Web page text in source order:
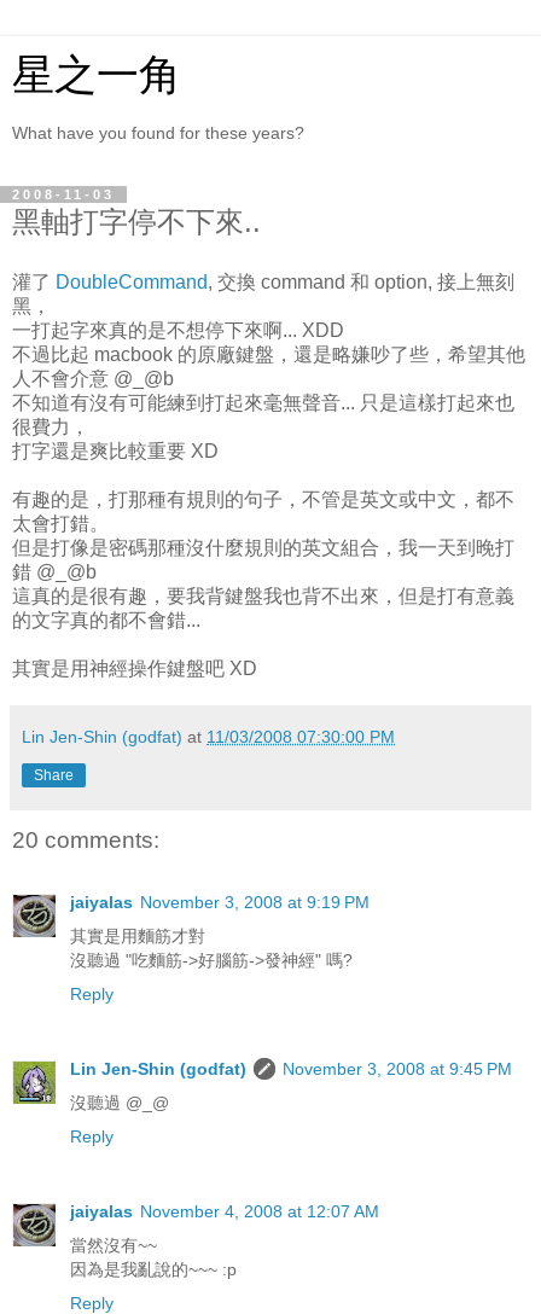
星之一角
What have you found for these years?
2008-11-03
黑軸打字停不下來..
灌了 DoubleCommand, 交換 command 和 option, 接上無刻
黑，
一打起字來真的是不想停下來啊... XDD
不過比起 macbook 的原廠鍵盤，還是略嫌吵了些，希望其他
人不會介意 @_@b
不知道有沒有可能練到打起來毫無聲音... 只是這樣打起來也
很費力，
打字還是爽比較重要 XD
有趣的是，打那種有規則的句子，不管是英文或中文，都不
太會打錯。
但是打像是密碼那種沒什麼規則的英文組合，我一天到晚打
錯 @_@b
這真的是很有趣，要我背鍵盤我也背不出來，但是打有意義
的文字真的都不會錯...
其實是用神經操作鍵盤吧 XD
Lin Jen-Shin (godfat) at 11/03/2008 07:30:00 PM
Share
20 comments:
jaiyalas November 3, 2008 at 9:19 PM
其實是用麵筋才對
沒聽過 "吃麵筋->好腦筋->發神經" 嗎?
Reply
Lin Jen-Shin (godfat)
November 3, 2008 at 9:45 PM
沒聽過 @_@
Reply
jaiyalas November 4, 2008 at 12:07 AM
當然沒有~~
因為是我亂說的~~~ :p
Reply